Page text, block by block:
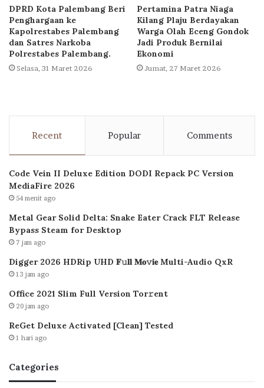
DPRD Kota Palembang Beri
Penghargaan ke
Kapolrestabes Palembang
dan Satres Narkoba
Polrestabes Palembang.
Selasa, 31 Maret 2026
Pertamina Patra Niaga
Kilang Plaju Berdayakan
Warga Olah Eceng Gondok
Jadi Produk Bernilai
Ekonomi
Jumat, 27 Maret 2026
Recent Popular Comments
Code Vein II Deluxe Edition DODI Repack PC Version
MediaFire 2026
54 menit ago
Metal Gear Solid Delta: Snake Eater Crack FLT Release
Bypass Steam for Desktop
7 jam ago
Digger 2026 HDRip UHD 𝐅𝚞𝐥𝐥 𝐌𝐨𝚟𝐢𝐞 Multi-Audio QxR
13 jam ago
Office 2021 Slim Full Version Tor𝚛ent
20 jam ago
ReGet Deluxe Activated [Clean] Tested
1 hari ago
Categories